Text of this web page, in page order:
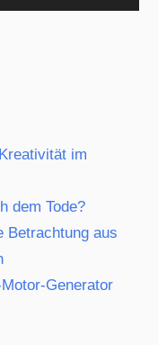
im
dem Tode?
Betrachtung aus
Generator